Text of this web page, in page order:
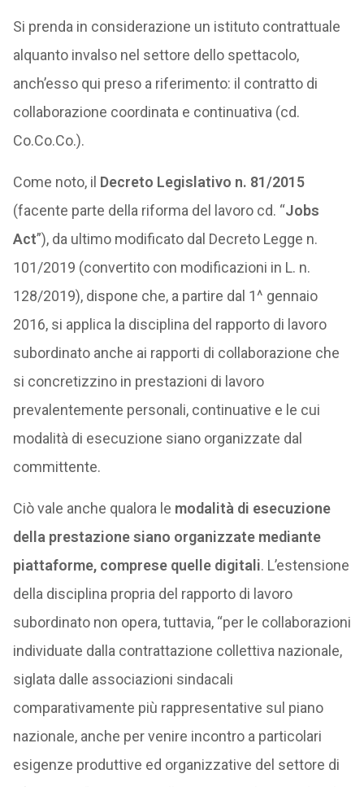
Si prenda in considerazione un istituto contrattuale
alquanto invalso nel settore dello spettacolo,
anch’esso qui preso a riferimento: il contratto di
collaborazione coordinata e continuativa (cd.
Co.Co.Co.).
Come noto, il Decreto Legislativo n. 81/2015
(facente parte della riforma del lavoro cd. “Jobs
Act”), da ultimo modificato dal Decreto Legge n.
101/2019 (convertito con modificazioni in L. n.
128/2019), dispone che, a partire dal 1^ gennaio
2016, si applica la disciplina del rapporto di lavoro
subordinato anche ai rapporti di collaborazione che
si concretizzino in prestazioni di lavoro
prevalentemente personali, continuative e le cui
modalità di esecuzione siano organizzate dal
committente.
Ciò vale anche qualora le modalità di esecuzione
della prestazione siano organizzate mediante
piattaforme, comprese quelle digitali. L’estensione
della disciplina propria del rapporto di lavoro
subordinato non opera, tuttavia, “per le collaborazioni
individuate dalla contrattazione collettiva nazionale,
siglata dalle associazioni sindacali
comparativamente più rappresentative sul piano
nazionale, anche per venire incontro a particolari
esigenze produttive ed organizzative del settore di